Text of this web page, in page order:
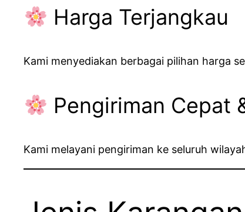
Harga Terjangkau
Kami menyediakan berbagai pilihan harga
Pengiriman Cepat
Kami melayani pengiriman ke seluruh